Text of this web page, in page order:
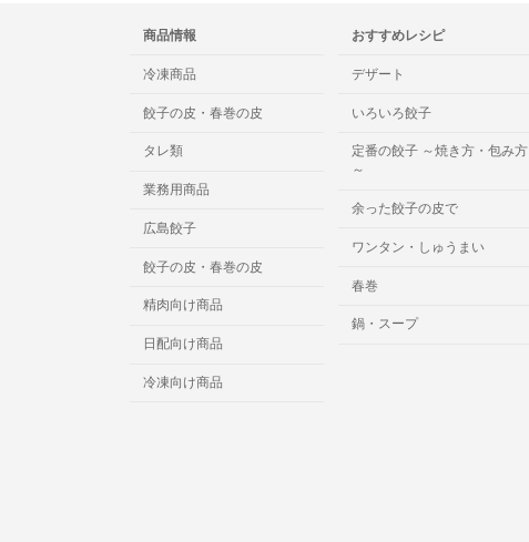
商品情報
冷凍商品
餃子の皮・春巻の皮
タレ類
業務用商品
広島餃子
餃子の皮・春巻の皮
精肉向け商品
日配向け商品
冷凍向け商品
おすすめレシピ
デザート
いろいろ餃子
定番の餃子 ～焼き方・包み方
～
余った餃子の皮で
ワンタン・しゅうまい
春巻
鍋・スープ